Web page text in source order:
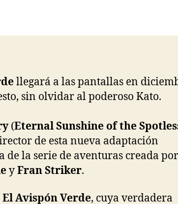
llegará a las pantallas en
sin olvidar al poderoso Kato.
(Eternal Sunshine of the
de esta nueva adaptación
de la serie de aventuras creada por
yFran Striker.
El Avispón Verde, cuya verdadera